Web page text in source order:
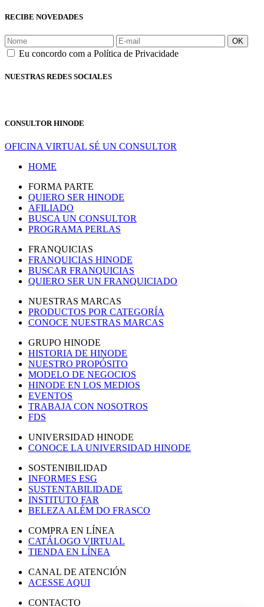
RECIBE NOVEDADES
OK
Eu concordo com a Política de Privacidade
NUESTRAS REDES SOCIALES
CONSULTOR HINODE
OFICINA VIRTUAL SÉ UN CONSULTOR
HOME
FORMA PARTE
QUIERO SER HINODE
AFILIADO
BUSCA UN CONSULTOR
PROGRAMA PERLAS
FRANQUICIAS
FRANQUICIAS HINODE
BUSCAR FRANQUICIAS
QUIERO SER UN FRANQUICIADO
NUESTRAS MARCAS
PRODUCTOS POR CATEGORÍA
CONOCE NUESTRAS MARCAS
GRUPO HINODE
HISTORIA DE HINODE
NUESTRO PROPÓSITO
MODELO DE NEGOCIOS
HINODE EN LOS MEDIOS
EVENTOS
TRABAJA CON NOSOTROS
FDS
UNIVERSIDAD HINODE
CONOCE LA UNIVERSIDAD HINODE
SOSTENIBILIDAD
INFORMES ESG
SUSTENTABILIDADE
INSTITUTO FAR
BELEZA ALÉM DO FRASCO
COMPRA EN LÍNEA
CATÁLOGO VIRTUAL
TIENDA EN LÍNEA
CANAL DE ATENCIÓN
ACESSE AQUI
CONTACTO